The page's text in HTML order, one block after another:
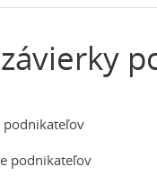
podnikateľov
podnikateľov